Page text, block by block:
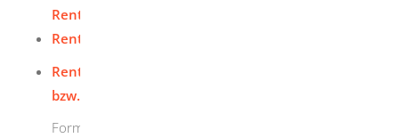
Rentenversicherung
Rentenbeginnrechner
Rente wegen Erwerbsminderung (früher Berufs-
bzw. Erwerbsunfähigkeit)
Formulare der Deutschen Rentenversicherung.